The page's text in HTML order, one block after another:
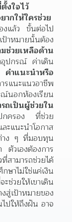
งใจไว้
ากให้ใครช่วย
งแล้ว ขั้นต่อไป
ป้าหมายนั้นต้อง
ช่วยเหลือด้าน
ปกรณ์ ค่าเดิน
คำแนะนำหรือ
นะแนวอาชีพ
นอกห้องเรียน
รถเป็นผู้ช่วยใน
ครอง ที่ช่วย
แนะนำโอกาส
าง ๆ ที่มอบทุน
ตัวเองต้องการ
สามารถช่วยได้
าไม่ใช่แค่เงิน
วยให้เขาเดิน
สู่เป้าหมายของ
ปให้ถึงฝัน อาจ